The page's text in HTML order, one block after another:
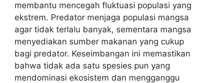
membantu mencegah fluktuasi populasi yang
ekstrem. Predator menjaga populasi mangsa
agar tidak terlalu banyak, sementara mangsa
menyediakan sumber makanan yang cukup
bagi predator. Keseimbangan ini memastikan
bahwa tidak ada satu spesies pun yang
mendominasi ekosistem dan mengganggu